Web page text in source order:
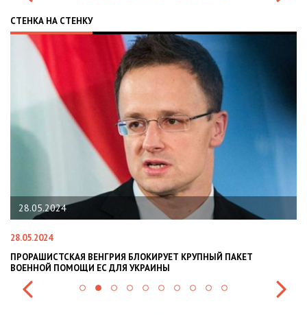
СТЕНКА НА СТЕНКУ
28.05.2024
28.05.2024
ПРОРАШИСТСКАЯ ВЕНГРИЯ БЛОКИРУЕТ КРУПНЫЙ ПАКЕТ
ВОЕННОЙ ПОМОЩИ ЕС ДЛЯ УКРАИНЫ